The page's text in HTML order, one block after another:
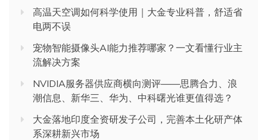
高温天空调如何科学使用｜大金专业科普，舒适省
电两不误
宠物智能摄像头AI能力推荐哪家？一文看懂行业主
流解决方案
NVIDIA服务器供应商横向测评——思腾合力、浪
潮信息、新华三、华为、中科曙光谁更值得选？
大金落地印度全资研发子公司，完善本土化研产体
系深耕新兴市场